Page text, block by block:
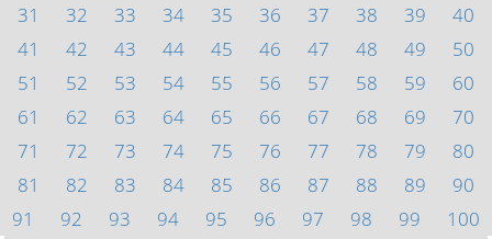
31
32 33 34 35 36 37 38 39
40
41
42 43 44 45 46 47 48 49
50
51
52 53 54 55 56 57 58 59
60
61
62 63 64 65 66 67 68 69
70
71
72 73 74 75 76 77 78 79
80
81
82 83 84 85 86 87 88 89
90
91
92 93 94 95 96 97 98 99
100